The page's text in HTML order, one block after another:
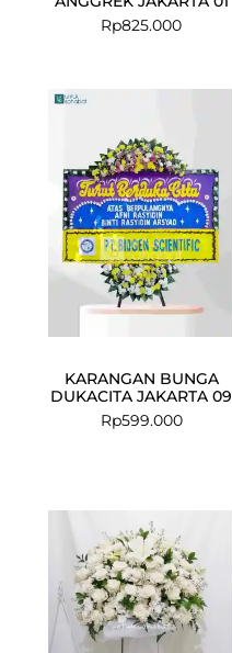
Rp825.000
KARANGAN BUNGA
DUKACITA JAKARTA 09
Rp599.000